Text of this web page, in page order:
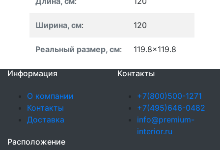
Ширина, см: 120
Реальный размер, см: 119.8x119.8
Информация
О компании
Контакты
Доставка
Контакты
+7(800)500-1271
+7(495)646-0482
info@premium-
interior.ru
Расположение